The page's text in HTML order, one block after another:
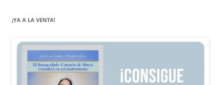
¡YA A LA VENTA!